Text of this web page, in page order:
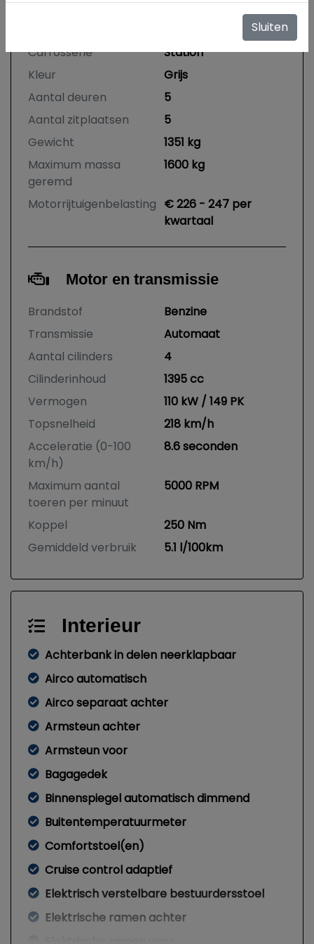
APK vervaldatum
15-08-2027
Carrosserie
Station
Kleur
Grijs
Aantal deuren
5
Aantal zitplaatsen
5
Gewicht
1351 kg
Maximum massa
geremd
1600 kg
Motorrijtuigenbelasting € 226 - 247 per
kwartaal
Motor en transmissie
Brandstof
Benzine
Transmissie
Automaat
Aantal cilinders
4
Cilinderinhoud
1395 cc
Vermogen
110 kW / 149 PK
Topsnelheid
218 km/h
Acceleratie (0-100
km/h)
8.6 seconden
Maximum aantal
toeren per minuut
5000 RPM
Koppel
250 Nm
Gemiddeld verbruik
5.1 l/100km
Interieur
Achterbank in delen neerklapbaar
Airco automatisch
Airco separaat achter
Armsteun achter
Armsteun voor
Bagagedek
Binnenspiegel automatisch dimmend
Buitentemperatuurmeter
Comfortstoel(en)
Cruise control adaptief
Elektrisch verstelbare bestuurdersstoel
Elektrische ramen achter
Sluiten